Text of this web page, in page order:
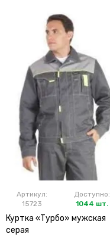
Артикул:
15723
Доступно:
1044 шт.
Куртка «Турбо» мужская
серая